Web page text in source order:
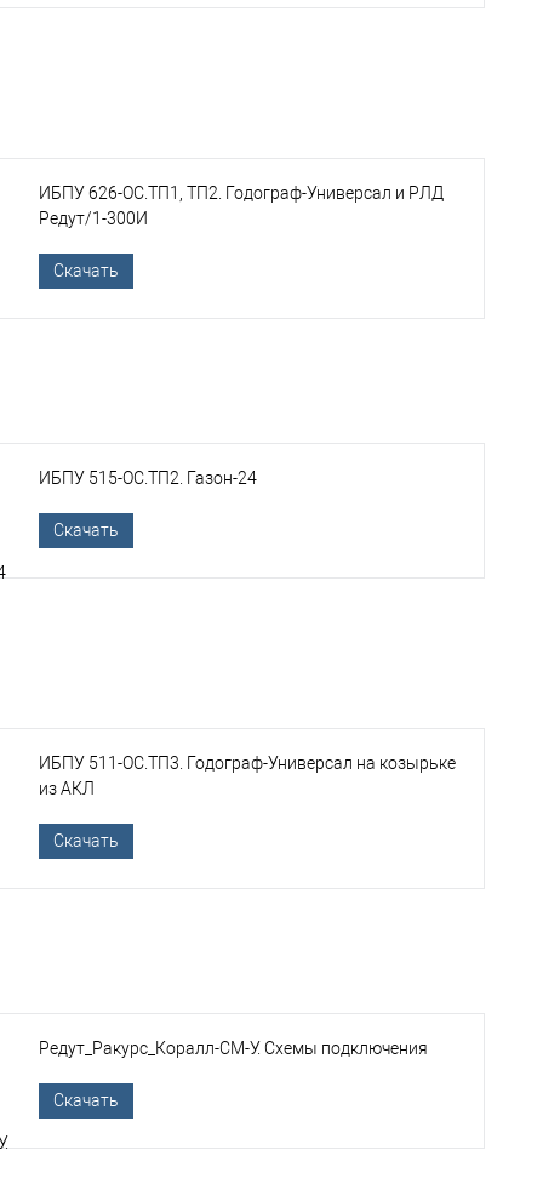
ИБПУ 626-ОС.ТП1, ТП2. Годограф-Универсал и РЛД
Редут/1-300И
Скачать
ИБПУ 515-ОС.ТП2. Газон-24
Скачать
ИБПУ 511-ОС.ТП3. Годограф-Универсал на козырьке
из АКЛ
Скачать
Редут_Ракурс_Коралл-СМ-У. Схемы подключения
Скачать